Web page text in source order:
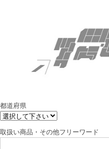
都道府県
取扱い商品・その他フリーワード